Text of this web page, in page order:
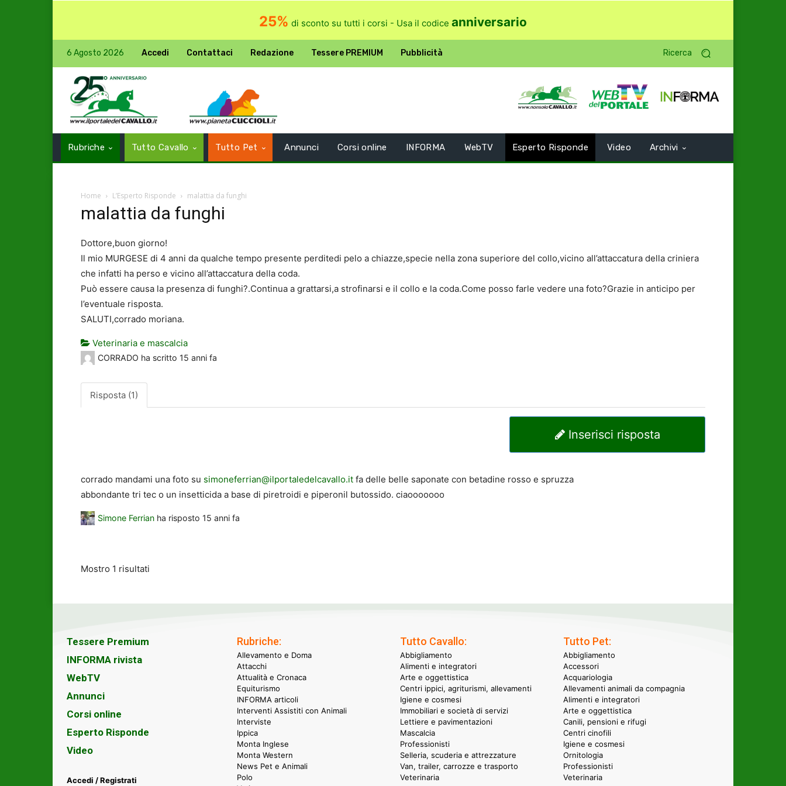
25% di sconto su tutti i corsi - Usa il codice anniversario
6 Agosto 2026 Accedi Contattaci Redazione Tessere PREMIUM Pubblicità Ricerca
Rubriche Tutto Cavallo Tutto Pet Annunci Corsi online INFORMA WebTV Esperto Risponde Video Archivi
Home L’Esperto Risponde malattia da funghi
malattia da funghi
Dottore,buon giorno!
Il mio MURGESE di 4 anni da qualche tempo presente perditedi pelo a chiazze,specie nella zona superiore del collo,vicino all’attaccatura della criniera
che infatti ha perso e vicino all’attaccatura della coda.
Può essere causa la presenza di funghi?.Continua a grattarsi,a strofinarsi e il collo e la coda.Come posso farle vedere una foto?Grazie in anticipo per
l’eventuale risposta.
SALUTI,corrado moriana.
Veterinaria e mascalcia
CORRADO ha scritto 15 anni fa
Risposta (1)
Inserisci risposta
corrado mandami una foto su simoneferrian@ilportaledelcavallo.it fa delle belle saponate con betadine rosso e spruzza
abbondante tri tec o un insetticida a base di piretroidi e piperonil butossido. ciaooooooo
Simone Ferrian ha risposto 15 anni fa
Mostro 1 risultati
Tessere Premium
INFORMA rivista
WebTV
Annunci
Corsi online
Esperto Risponde
Video
Accedi / Registrati
Rubriche:
Allevamento e Doma
Attacchi
Attualità e Cronaca
Equiturismo
INFORMA articoli
Interventi Assistiti con Animali
Interviste
Ippica
Monta Inglese
Monta Western
News Pet e Animali
Polo
Tutto Cavallo:
Abbigliamento
Alimenti e integratori
Arte e oggettistica
Centri ippici, agriturismi, allevamenti
Igiene e cosmesi
Immobiliari e società di servizi
Lettiere e pavimentazioni
Mascalcia
Professionisti
Selleria, scuderia e attrezzature
Van, trailer, carrozze e trasporto
Veterinaria
Tutto Pet:
Abbigliamento
Accessori
Acquariologia
Allevamenti animali da compagnia
Alimenti e integratori
Arte e oggettistica
Canili, pensioni e rifugi
Centri cinofili
Igiene e cosmesi
Ornitologia
Professionisti
Veterinaria